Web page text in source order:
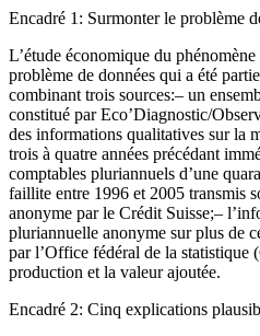
Encadré 1: Surmonter le problème
L’étude économique du
problème de données qui a été
combinant trois sources:– un
constitué par Eco’Diagnostic/
des informations qualitatives sur la
trois à quatre années précédant
comptables pluriannuels d’une
faillite entre 1996 et 2005 transmis
anonyme par le Crédit Suisse;–
pluriannuelle anonyme sur plus de
par l’Office fédéral de la statistique
production et la valeur ajoutée.
Encadré 2: Cinq explications